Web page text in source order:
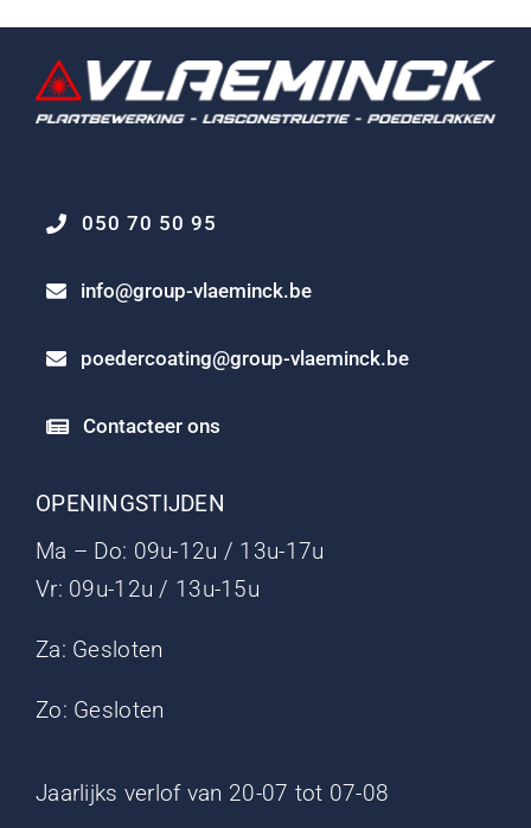
050 70 50 95
info@group-vlaeminck.be
poedercoating@group-vlaeminck.be
Contacteer ons
OPENINGSTIJDEN
Ma – Do: 09u-12u / 13u-17u
Vr: 09u-12u / 13u-15u
Za: Gesloten
Zo: Gesloten
Jaarlijks verlof van 20-07 tot 07-08